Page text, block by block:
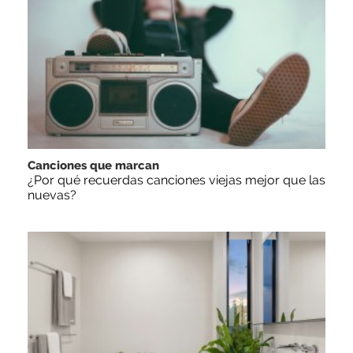
Canciones que marcan
¿Por qué recuerdas canciones viejas mejor que las
nuevas?